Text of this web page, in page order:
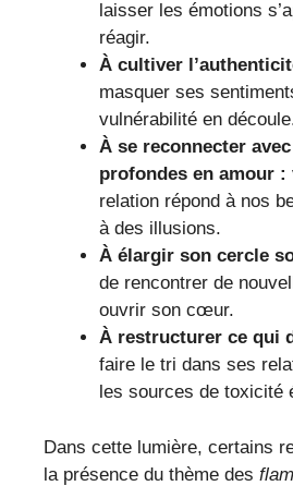
laisser les émotions
réagir.
À cultiver
masquer ses
vulnérabilité en
À se reconnecter
profondes en amour :
relation répond à nos
à des illusions.
À élargir son cercle
de rencontrer de
ouvrir son cœur.
À restructurer ce qui
faire le tri dans ses
les sources de toxicité
Dans cette lumière, certains
la présence du thème des